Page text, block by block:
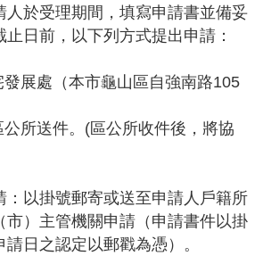
人於受理期間，填寫申請書並備妥
日前，以下列方式提出申請：
發展處（本市龜山區自強南路105
所送件。(區公所收件後，將協
：以掛號郵寄或送至申請人戶籍所
市）主管機關申請（申請書件以掛
日之認定以郵戳為憑）。